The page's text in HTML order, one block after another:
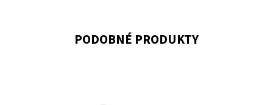
PODOBNÉ PRODUKTY